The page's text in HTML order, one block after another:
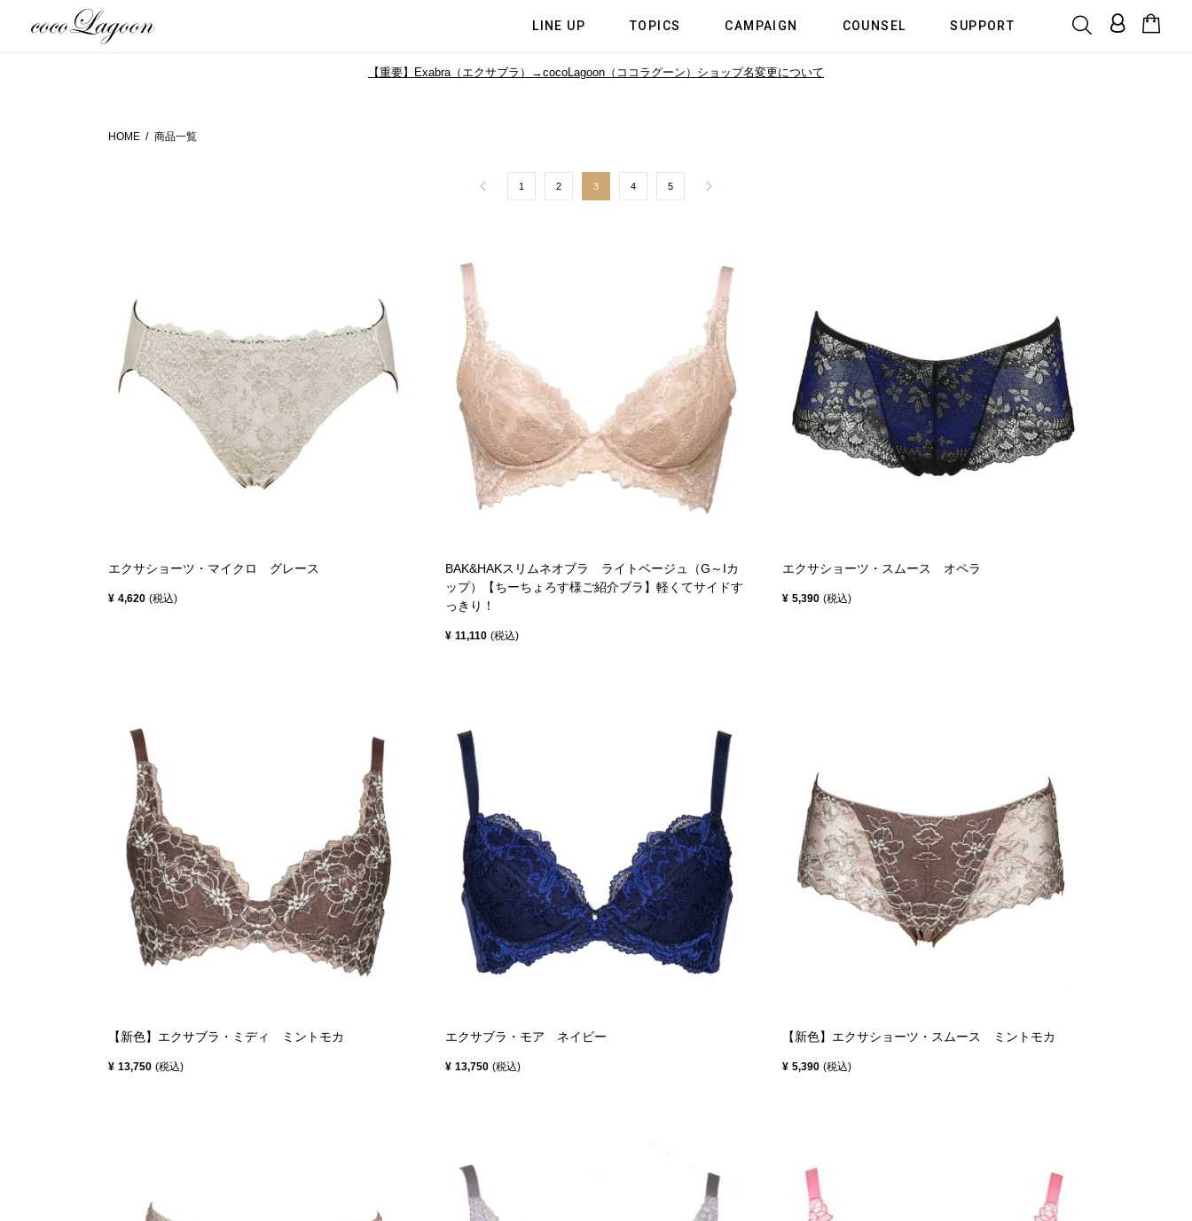
LINE UP TOPICS CAMPAIGN COUNSEL SUPPORT
【重要】Exabra（エクサブラ）→cocoLagoon（ココラグーン） ショップ名変更について
HOME 商品一覧
1 2 3 4 5
エクサショーツ・マイクロ グレース
¥ 4,620 税込
BAK&HAKスリムネオブラ ライトベージュ（G～Iカ
ップ）【ちーちょろす様ご紹介ブラ】軽くてサイドす
っきり！
¥ 11,110 税込
エクサショーツ・スムース オペラ
¥ 5,390 税込
【新色】エクサブラ・ミディ ミントモカ
¥ 13,750 税込
エクサブラ・モア ネイビー
¥ 13,750 税込
【新色】エクサショーツ・スムース ミントモカ
¥ 5,390 税込